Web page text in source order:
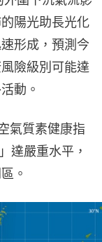
陽光助長光化
形成，預測今
險級別可能達
動。
氣質素健康指
達嚴重水平，
。